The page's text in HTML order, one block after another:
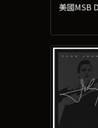
美國MSB